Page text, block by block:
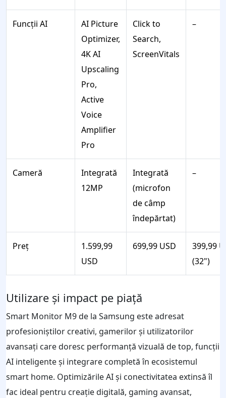
Funcții AI
AI Picture
Optimizer,
4K AI
Upscaling
Pro,
Active
Voice
Amplifier
Pro
Click to
Search,
ScreenVitals
–
Cameră
Integrată
12MP
Integrată
(microfon
de câmp
îndepărtat)
–
Preț
1.599,99
USD
699,99 USD
399,99
(32")
Utilizare și impact pe piață
Smart Monitor M9 de la Samsung este adresat
profesioniștilor creativi, gamerilor și utilizatorilor
avansați care doresc performanță vizuală de top, funcții
AI inteligente și integrare completă în ecosistemul
smart home. Optimizările AI și conectivitatea extinsă îl
fac ideal pentru creație digitală, gaming avansat,